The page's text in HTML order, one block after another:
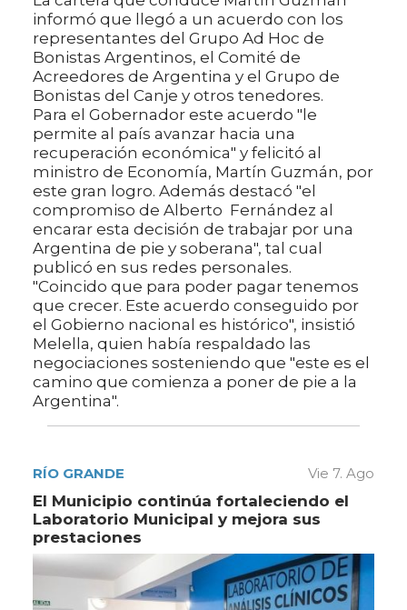
informó que llegó a un acuerdo con los
representantes del Grupo Ad Hoc de
Bonistas Argentinos, el Comité de
Acreedores de Argentina y el Grupo de
Bonistas del Canje y otros tenedores.
Para el Gobernador este acuerdo "le
permite al país avanzar hacia una
recuperación económica" y felicitó al
ministro de Economía, Martín Guzmán, por
este gran logro. Además destacó "el
compromiso de Alberto Fernández al
encarar esta decisión de trabajar por una
Argentina de pie y soberana", tal cual
publicó en sus redes personales.
"Coincido que para poder pagar tenemos
que crecer. Este acuerdo conseguido por
el Gobierno nacional es histórico", insistió
Melella, quien había respaldado las
negociaciones sosteniendo que "este es el
camino que comienza a poner de pie a la
Argentina".
RÍO GRANDE Vie 7. Ago
El Municipio continúa fortaleciendo el
Laboratorio Municipal y mejora sus
prestaciones